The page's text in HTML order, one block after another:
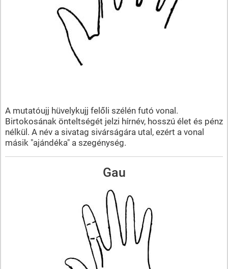
A mutatóujj hüvelykujj felőli szélén futó vonal.
Birtokosának önteltségét jelzi hírnév, hosszú élet és pénz
nélkül. A név a sivatag sivárságára utal, ezért a vonal
másik "ajándéka" a szegénység.
Gau